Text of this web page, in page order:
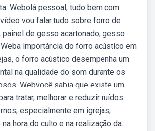
Webolá pessoal, tudo bem com
vou falar tudo sobre forro de
painel de gesso acartonado, gesso
importância do forro acústico em
o forro acústico desempenha um
na qualidade do som durante os
Webvocê sabia que existe um
tratar, melhorar e reduzir ruídos
especialmente em igrejas,
na hora do culto e na realização da.